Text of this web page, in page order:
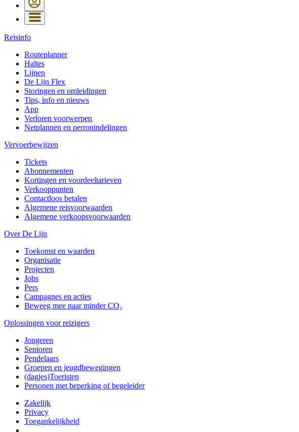
Reisinfo
Routeplanner
Haltes
Lijnen
De Lijn Flex
Storingen en omleidingen
Tips, info en nieuws
App
Verloren voorwerpen
Netplannen en perronindelingen
Vervoerbewijzen
Tickets
Abonnementen
Kortingen en voordeeltarieven
Verkooppunten
Contactloos betalen
Algemene reisvoorwaarden
Algemene verkoopsvoorwaarden
Over De Lijn
Toekomst en waarden
Organisatie
Projecten
Jobs
Pers
Campagnes en acties
Beweeg mee naar minder CO₂
Oplossingen voor reizigers
Jongeren
Senioren
Pendelaars
Groepen en jeugdbewegingen
(dagjes)Toeristen
Personen met beperking of begeleider
Zakelijk
Privacy
Toegankelijkheid